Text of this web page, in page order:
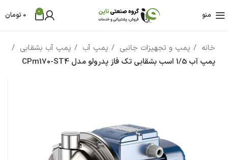
منو 0
0 تومان
خانه پمپ و تجهیزات جانبی پمپ آب
پمپ آب بشقابی
پمپ آب 1/5 اسب بشقابی تک فاز پدرولو مدل CPm170-ST4